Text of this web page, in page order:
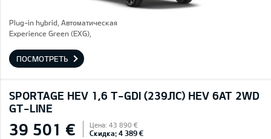
Plug-in hybrid, Автоматическая
Experience Green (EXG),
ПОСМОТРЕТЬ
SPORTAGE HEV 1,6 T-GDI (239ЛС) HEV 6AT 2WD
GT-LINE
39 501 € Цена: 43 890 €
Скидка: 4 389 €